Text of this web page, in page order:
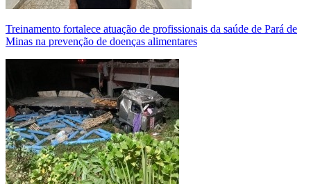
Treinamento fortalece atuação de profissionais da saúde de Pará de
Minas na prevenção de doenças alimentares